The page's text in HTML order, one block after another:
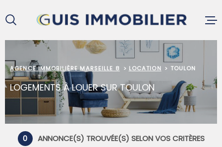
recherche
au
menu
principal
au
contenu
ACCUEIL
ACHETER
LOUER
AGENCE IMMOBILIÈRE MARSEILLE 8 LOCATION TOULON
LOGEMENTS À LOUER SUR TOULON
0 ANNONCE(S) TROUVÉE(S) SELON VOS CRITÈRES